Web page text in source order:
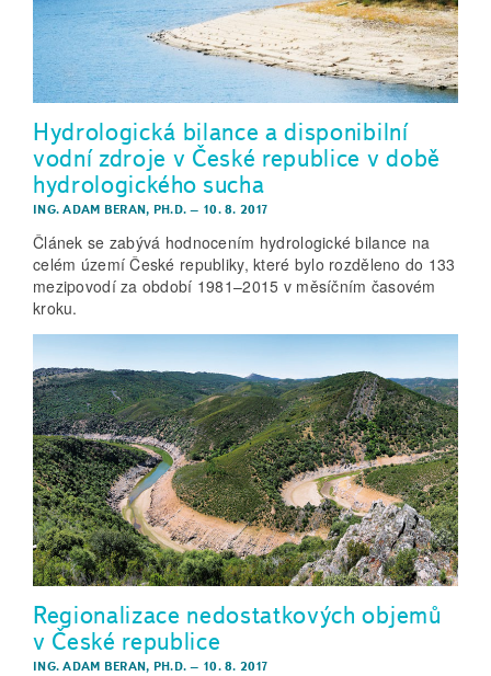
Hydrologická bilance a disponibilní
vodní zdroje v České republice v době
hydrologického sucha
ING. ADAM BERAN, PH.D. – 10. 8. 2017
Článek se zabývá hodnocením hydrologické bilance na
celém území České republiky, které bylo rozděleno do 133
mezipovodí za období 1981–2015 v měsíčním časovém
kroku.
Regionalizace nedostatkových objemů
v České republice
ING. ADAM BERAN, PH.D. – 10. 8. 2017